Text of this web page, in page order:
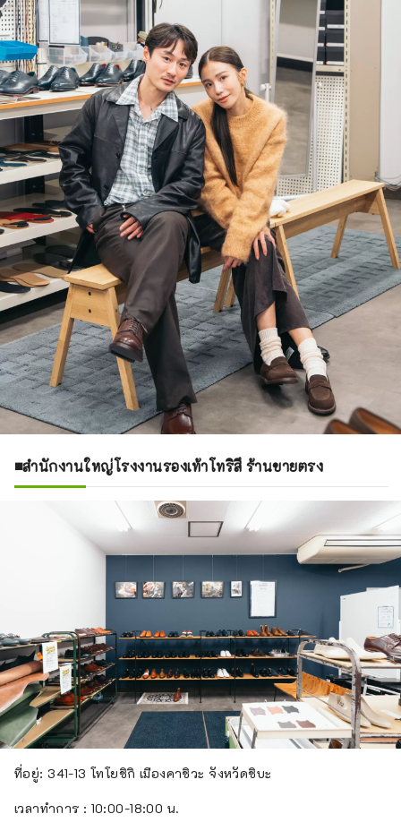
■สำนักงานใหญ่โรงงานรองเท้าโทริสึ ร้านขายตรง
ที่อยู่: 341-13 โทโยชิกิ เมืองคาชิวะ จังหวัดชิบะ
เวลาทำการ : 10:00-18:00 น.